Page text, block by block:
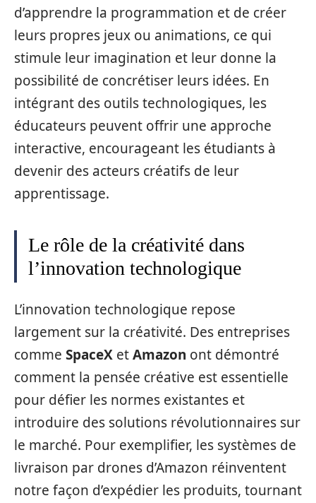
d’apprendre la programmation et de créer
leurs propres jeux ou animations, ce qui
stimule leur imagination et leur donne la
possibilité de concrétiser leurs idées. En
intégrant des outils technologiques, les
éducateurs peuvent offrir une approche
interactive, encourageant les étudiants à
devenir des acteurs créatifs de leur
apprentissage.
Le rôle de la créativité dans
l’innovation technologique
L’innovation technologique repose
largement sur la créativité. Des entreprises
comme SpaceX etAmazon ont démontré
comment la pensée créative est essentielle
pour défier les normes existantes et
introduire des solutions révolutionnaires sur
le marché. Pour exemplifier, les systèmes de
livraison par drones d’Amazon réinventent
notre façon d’expédier les produits, tournant